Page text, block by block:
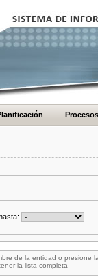
Procesos
de la entidad o presione
la lista completa